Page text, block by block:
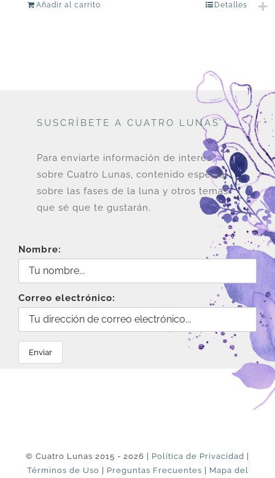
Añadir al carrito Detalles
SUSCRÍBETE A CUATRO LUNAS
Para enviarte información de interés
sobre Cuatro Lunas, contenido especial
sobre las fases de la luna y otros temas
que sé que te gustarán.
Nombre:
Correo electrónico:
© Cuatro Lunas 2015 - 2026 | Política de Privacidad
Términos de Uso
Preguntas Frecuentes Mapa del